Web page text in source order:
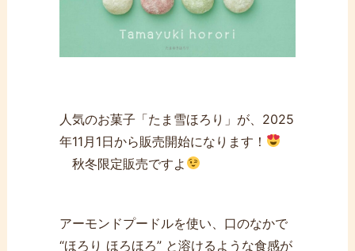
人気のお菓子「たま雪ほろり」が、2025
年11月1日から販売開始になります！
秋冬限定販売ですよ
アーモンドプードルを使い、口のなかで
“ほろり ほろほろ” と溶けるような食感が